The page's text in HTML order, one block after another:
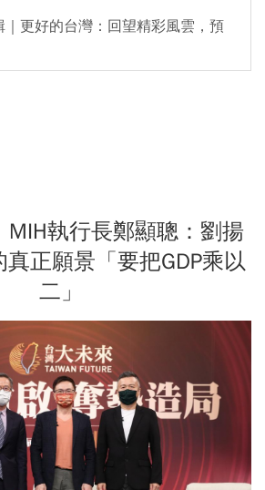
更好的台灣：回望精彩風雲，預
MIH執行長鄭顯聰：劉揚
正願景「要把GDP乘以
二」